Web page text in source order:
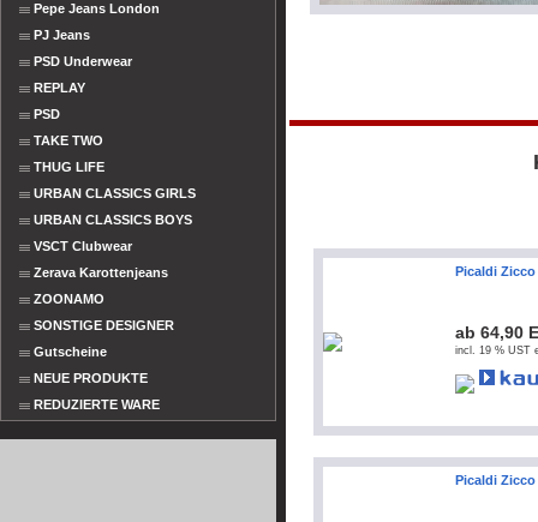
Pepe Jeans London
PJ Jeans
PSD Underwear
REPLAY
PSD
TAKE TWO
THUG LIFE
URBAN CLASSICS GIRLS
URBAN CLASSICS BOYS
VSCT Clubwear
Zerava Karottenjeans
ZOONAMO
SONSTIGE DESIGNER
Gutscheine
NEUE PRODUKTE
REDUZIERTE WARE
Picaldi Zicco
ab 64,90
incl. 19 % UST
Picaldi Zicco